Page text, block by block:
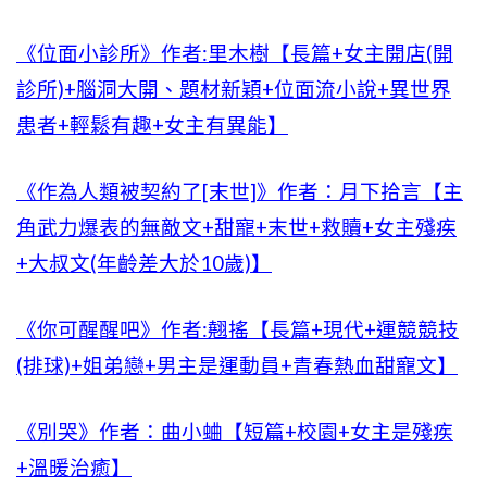
《位面小診所》作者:里木樹【長篇+女主開店(開
診所)+腦洞大開、題材新穎+位面流小說+異世界
患者+輕鬆有趣+女主有異能】
《作為人類被契約了[末世]》作者：月下拾言【主
角武力爆表的無敵文+甜寵+末世+救贖+女主殘疾
+大叔文(年齡差大於10歲)】
《你可醒醒吧》作者:翹搖【長篇+現代+運競競技
(排球)+姐弟戀+男主是運動員+青春熱血甜寵文】
《別哭》作者：曲小蛐【短篇+校園+女主是殘疾
+溫暖治癒】